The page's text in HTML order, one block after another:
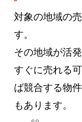
対象の地域の
す。
その地域が活
すぐに売れる
ば競合する物
もあります。